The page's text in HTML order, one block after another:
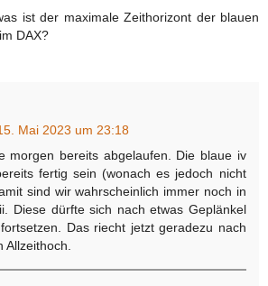
ist der maximale Zeithorizont der blauen
DAX?
Mai 2023 um 23:18
morgen bereits abgelaufen. Die blaue iv
fertig sein (wonach es jedoch nicht
sind wir wahrscheinlich immer noch in
Diese dürfte sich nach etwas Geplänkel
Das riecht jetzt geradezu nach
Allzeithoch.